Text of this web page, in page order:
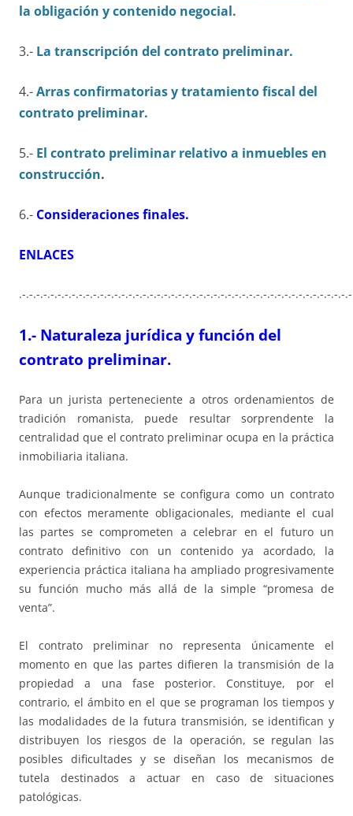
la obligación y contenido negocial.
3.- La transcripción del contrato preliminar.
4.-Arras confirmatorias y tratamiento fiscal del
contrato preliminar.
5.- El contrato preliminar relativo a inmuebles en
construcción.
6.- Consideraciones finales.
ENLACES
.-.-.-.-.-.-.-.-.-.-.-.-.-.-.-.-.-.-.-.-.-.-.-.-.-.-.-.-.-.-.-.-.-.-.-.-.-.-.-.-.-.-.-.-.-
1.- Naturaleza jurídica y función del
contrato preliminar.
Para un jurista perteneciente a otros ordenamientos de
tradición romanista, puede resultar sorprendente la
centralidad que el contrato preliminar ocupa en la práctica
inmobiliaria italiana.
Aunque tradicionalmente se configura como un contrato
con efectos meramente obligacionales, mediante el cual
las partes se comprometen a celebrar en el futuro un
contrato definitivo con un contenido ya acordado, la
experiencia práctica italiana ha ampliado progresivamente
su función mucho más allá de la simple “promesa de
venta”.
El contrato preliminar no representa únicamente el
momento en que las partes difieren la transmisión de la
propiedad a una fase posterior. Constituye, por el
contrario, el ámbito en el que se programan los tiempos y
las modalidades de la futura transmisión, se identifican y
distribuyen los riesgos de la operación, se regulan las
posibles dificultades y se diseñan los mecanismos de
tutela destinados a actuar en caso de situaciones
patológicas.